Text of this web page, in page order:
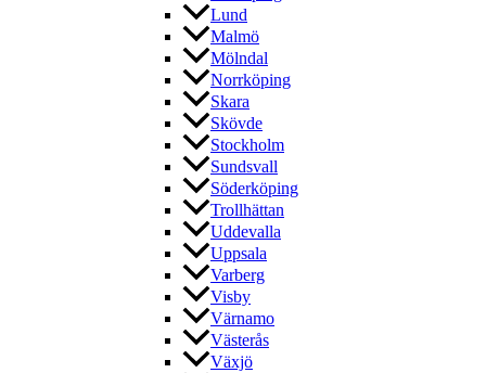
Lund
Malmö
Mölndal
Norrköping
Skara
Skövde
Stockholm
Sundsvall
Söderköping
Trollhättan
Uddevalla
Uppsala
Varberg
Visby
Värnamo
Västerås
Växjö